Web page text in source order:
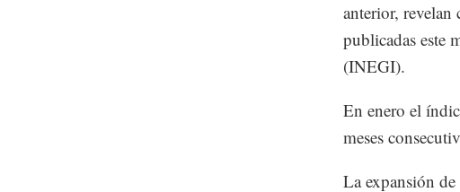
anterior,
publicadas este
(INEGI).
En enero el
meses
La expansión